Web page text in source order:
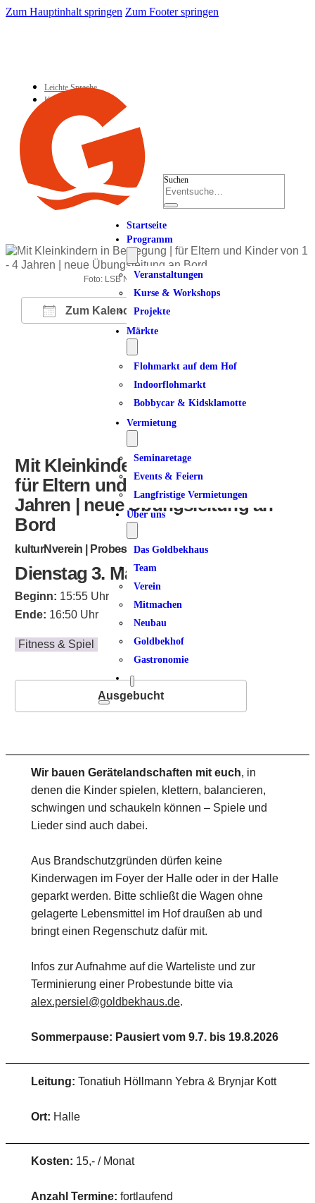
Zum Hauptinhalt springen Zum Footer springen
Leichte Sprache
Kontakt
Suchen
Startseite
Programm
Veranstaltungen
Kurse & Workshops
Projekte
Märkte
Flohmarkt auf dem Hof
Indoorflohmarkt
Bobbycar & Kidsklamotte
Vermietung
Seminaretage
Events & Feiern
Langfristige Vermietungen
Über uns
Das Goldbekhaus
Team
Verein
Mitmachen
Neubau
Goldbekhof
Gastronomie
Foto: LSB NRW Andrea Bowinkelmann
Zum Kalender hinzufügen
ICS herunterladen
Google Kalender
iCalendar
Mit Kleinkindern in Bewegung |
für Eltern und Kinder von 1 – 4
Jahren | neue Übungsleitung an
Bord
kulturNverein | Probestunde möglich
Dienstag 3. März 2026
Beginn: 15:55 Uhr
Ende: 16:50 Uhr
Fitness & Spiel
Ausgebucht
Wir bauen Gerätelandschaften mit euch, in
denen die Kinder spielen, klettern, balancieren,
schwingen und schaukeln können – Spiele und
Lieder sind auch dabei.
Aus Brandschutzgründen dürfen keine
Kinderwagen im Foyer der Halle oder in der Halle
geparkt werden. Bitte schließt die Wagen ohne
gelagerte Lebensmittel im Hof draußen ab und
bringt einen Regenschutz dafür mit.
Infos zur Aufnahme auf die Warteliste und zur
Terminierung einer Probestunde bitte via
alex.persiel@goldbekhaus.de.
Sommerpause: Pausiert vom 9.7. bis 19.8.2026
Leitung: Tonatiuh Höllmann Yebra & Brynjar Kott
Ort: Halle
Kosten: 15,- / Monat
Anzahl Termine: fortlaufend